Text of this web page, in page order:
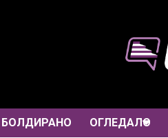
БОЛДИРАНО ОГЛЕДАЛО